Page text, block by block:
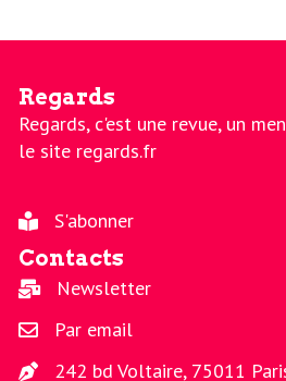
Regards
Regards, c'est une revue, un
le site regards.fr
S'abonner
Contacts
Newsletter
Par email
242 bd Voltaire, 75011